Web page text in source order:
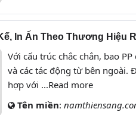
In Ấn Theo Thương Hiệu
Với cấu trúc chắc chắn, bao
và các tác động từ bên ngoài.
hợp với ...Read more
Tên miền: